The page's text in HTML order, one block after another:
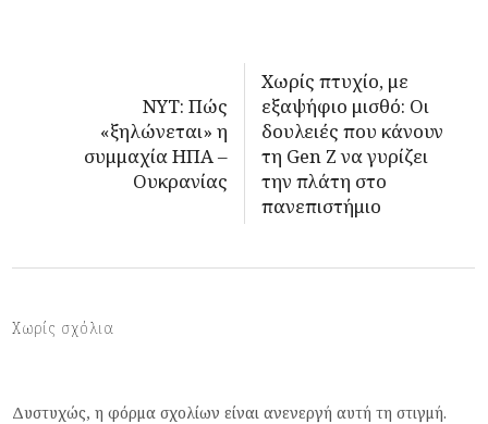
ΝΥΤ: Πώς
«ξηλώνεται» η
συμμαχία ΗΠΑ –
Ουκρανίας
Χωρίς πτυχίο, με
εξαψήφιο μισθό: Οι
δουλειές που κάνουν
τη Gen Z να γυρίζει
την πλάτη στο
πανεπιστήμιο
Χωρίς σχόλια
Δυστυχώς, η φόρμα σχολίων είναι ανενεργή αυτή τη στιγμή.